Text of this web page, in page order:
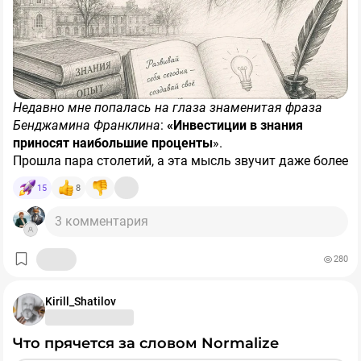
Недавно мне попалась на глаза знаменитая фраза
Бенджамина Франклина: «Инвестиции в знания
приносят наибольшие проценты».
Прошла пара столетий, а эта мысль звучит даже более
актуально, чем во времена самого Франклина! ⚡
За свои годы работы с финансами, экономикой и
людьми я видела абсолютно разные времена:
🔹 Менялись законы и налоговые ставки.
🔹 Закрывались крупные заводы, шахты и рушились
привычные финансовые институты.
🔹 То, что казалось стабильным на века, в один день
15 8
3 комментария
280
Kirill_Shatilov
Что прячется за словом Normalize